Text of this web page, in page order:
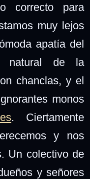
correcto para
muy lejos
apatía del
natural de la
chanclas, y el
monos
. Ciertamente
y nos
Un colectivo de
y señores